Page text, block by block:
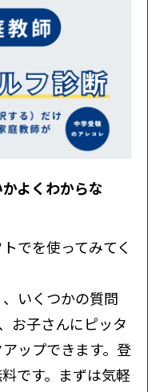
よくわからな
でを使ってみてく
いくつかの質問
お子さんにピッタ
ップできます。登
です。まずは気軽